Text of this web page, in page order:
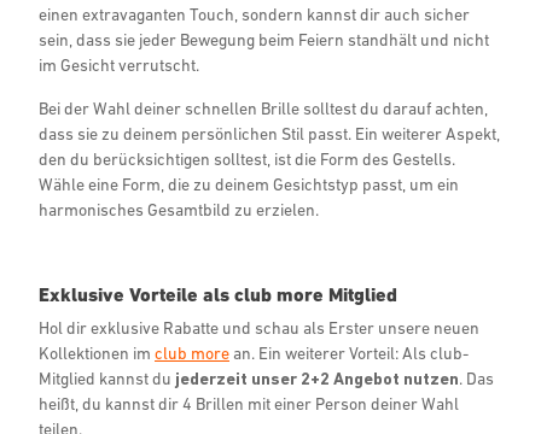
einen extravaganten Touch, sondern kannst dir auch sicher
sein, dass sie jeder Bewegung beim Feiern standhält und nicht
im Gesicht verrutscht.
Bei der Wahl deiner schnellen Brille solltest du darauf achten,
dass sie zu deinem persönlichen Stil passt. Ein weiterer Aspekt,
den du berücksichtigen solltest, ist die Form des Gestells.
Wähle eine Form, die zu deinem Gesichtstyp passt, um ein
harmonisches Gesamtbild zu erzielen.
Exklusive Vorteile als club more Mitglied
Hol dir exklusive Rabatte und schau als Erster unsere neuen
Kollektionen im club more an. Ein weiterer Vorteil: Als club-
Mitglied kannst du jederzeit unser 2+2 Angebot nutzen. Das
heißt, du kannst dir 4 Brillen mit einer Person deiner Wahl
teilen.